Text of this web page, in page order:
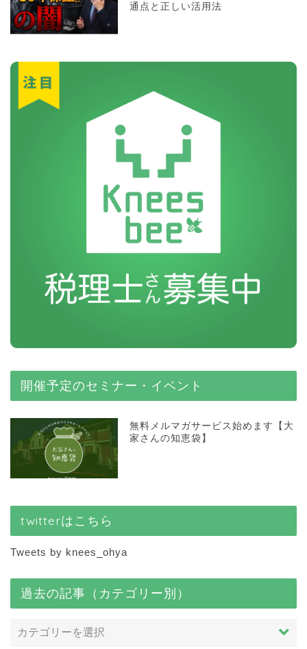
通点と正しい活用法
開催予定のセミナー・イベント
無料メルマガサービス始めます【大
家さんの知恵袋】
twitterはこちら
Tweets by knees_ohya
過去の記事（カテゴリー別）